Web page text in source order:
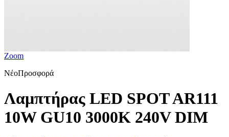
Zoom
ΝέοΠροσφορά
Λαμπτήρας LED SPOT AR111
10W GU10 3000K 240V DIM